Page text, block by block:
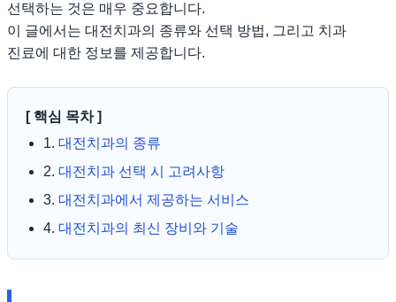
선택하는 것은 매우 중요합니다.
이 글에서는 대전치과의 종류와 선택 방법, 그리고 치과
진료에 대한 정보를 제공합니다.
[ 핵심 목차 ]
1. 대전치과의 종류
2. 대전치과 선택 시 고려사항
3. 대전치과에서 제공하는 서비스
4. 대전치과의 최신 장비와 기술